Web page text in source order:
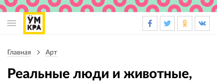
навигации
Главная Арт
Реальные люди и животные,